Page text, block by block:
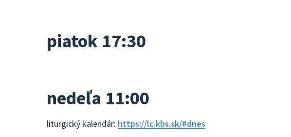
piatok 17:30
nedeľa 11:00
liturgický kalendár: https://lc.kbs.sk/#dnes